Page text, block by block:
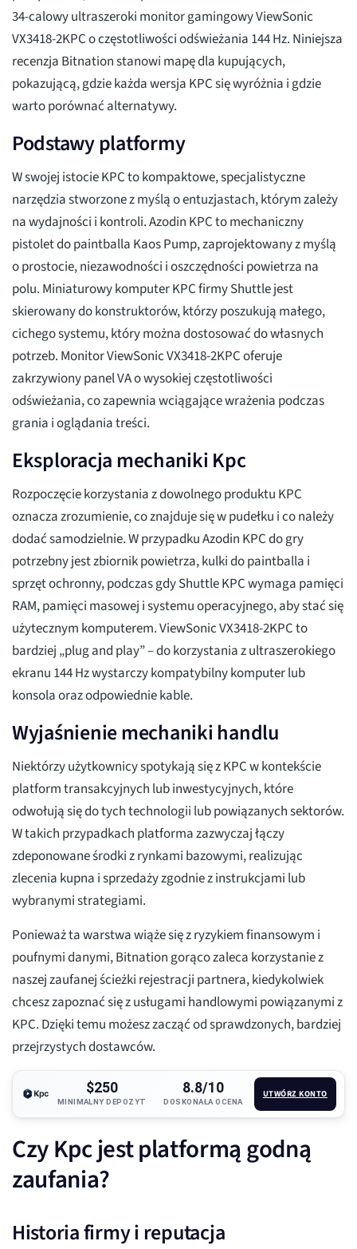
34-calowy ultraszeroki monitor gamingowy ViewSonic
VX3418-2KPC o częstotliwości odświeżania 144 Hz. Niniejsza
recenzja Bitnation stanowi mapę dla kupujących,
pokazującą, gdzie każda wersja KPC się wyróżnia i gdzie
warto porównać alternatywy.
Podstawy platformy
W swojej istocie KPC to kompaktowe, specjalistyczne
narzędzia stworzone z myślą o entuzjastach, którym zależy
na wydajności i kontroli. Azodin KPC to mechaniczny
pistolet do paintballa Kaos Pump, zaprojektowany z myślą
o prostocie, niezawodności i oszczędności powietrza na
polu. Miniaturowy komputer KPC firmy Shuttle jest
skierowany do konstruktorów, którzy poszukują małego,
cichego systemu, który można dostosować do własnych
potrzeb. Monitor ViewSonic VX3418-2KPC oferuje
zakrzywiony panel VA o wysokiej częstotliwości
odświeżania, co zapewnia wciągające wrażenia podczas
grania i oglądania treści.
Eksploracja mechaniki Kpc
Rozpoczęcie korzystania z dowolnego produktu KPC
oznacza zrozumienie, co znajduje się w pudełku i co należy
dodać samodzielnie. W przypadku Azodin KPC do gry
potrzebny jest zbiornik powietrza, kulki do paintballa i
sprzęt ochronny, podczas gdy Shuttle KPC wymaga pamięci
RAM, pamięci masowej i systemu operacyjnego, aby stać się
użytecznym komputerem. ViewSonic VX3418-2KPC to
bardziej „plug and play” – do korzystania z ultraszerokiego
ekranu 144 Hz wystarczy kompatybilny komputer lub
konsola oraz odpowiednie kable.
Wyjaśnienie mechaniki handlu
Niektórzy użytkownicy spotykają się z KPC w kontekście
platform transakcyjnych lub inwestycyjnych, które
odwołują się do tych technologii lub powiązanych sektorów.
W takich przypadkach platforma zazwyczaj łączy
zdeponowane środki z rynkami bazowymi, realizując
zlecenia kupna i sprzedaży zgodnie z instrukcjami lub
wybranymi strategiami.
Ponieważ ta warstwa wiąże się z ryzykiem finansowym i
poufnymi danymi, Bitnation gorąco zaleca korzystanie z
naszej zaufanej ścieżki rejestracji partnera, kiedykolwiek
chcesz zapoznać się z usługami handlowymi powiązanymi z
KPC. Dzięki temu możesz zacząć od sprawdzonych, bardziej
przejrzystych dostawców.
$250
MINIMALNY DEPOZYT
8.8/10
DOSKONAŁA OCENA
UTWÓRZ KONTO
Czy Kpc jest platformą godną
zaufania?
Historia firmy i reputacja